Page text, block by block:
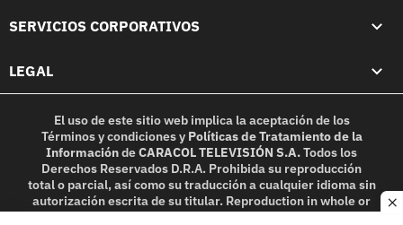
SERVICIOS CORPORATIVOS
LEGAL
El uso de este sitio web implica la aceptación de los
Términos y condicionesy Políticas de Tratamiento de la
InformacióndeCARACOL TELEVISIÓN S.A.Todos los
Derechos Reservados D.R.A. Prohibida su reproducción
total o parcial, así como su traducción a cualquier idioma sin
autorización escrita de su titular. Reproduction in whole or
in part, or translation without written permission is